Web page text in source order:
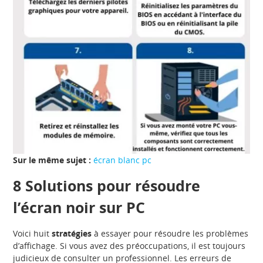
Sur le même sujet : écran blanc pc
8 Solutions pour résoudre
l’écran noir sur PC
Voici huitstratégies à essayer pour résoudre les problèmes
d’affichage. Si vous avez des préoccupations, il est toujours
judicieux de consulter un professionnel. Les erreurs de